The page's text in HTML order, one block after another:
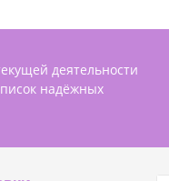
деятельности
надёжных